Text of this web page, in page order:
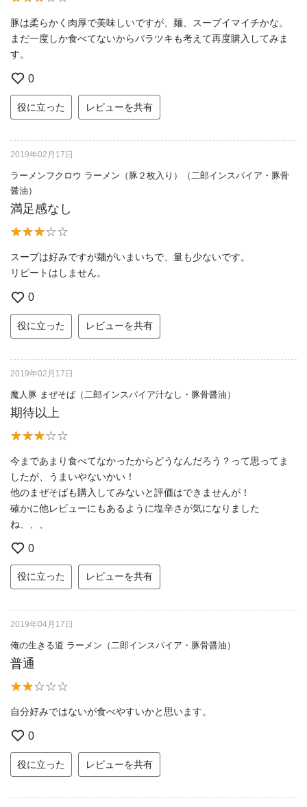
豚は柔らかく肉厚で美味しいですが、麺、スープイマイチかな。
まだ一度しか食べてないからバラツキも考えて再度購入してみま
す。
0
役に立った レビューを共有
2019年02月17日
ラーメンフクロウ ラーメン（豚２枚入り）（二郎インスパイア・豚骨
醤油）
満足感なし
スープは好みですが麺がいまいちで、量も少ないです。
リピートはしません。
0
役に立った レビューを共有
2019年02月17日
魔人豚 まぜそば（二郎インスパイア汁なし・豚骨醤油）
期待以上
今まであまり食べてなかったからどうなんだろう？って思ってま
したが、うまいやないかい！
他のまぜそばも購入してみないと評価はできませんが！
確かに他レビューにもあるように塩辛さが気になりました
ね、、、
0
役に立った レビューを共有
2019年04月17日
俺の生きる道 ラーメン（二郎インスパイア・豚骨醤油）
普通
自分好みではないが食べやすいかと思います。
0
役に立った レビューを共有